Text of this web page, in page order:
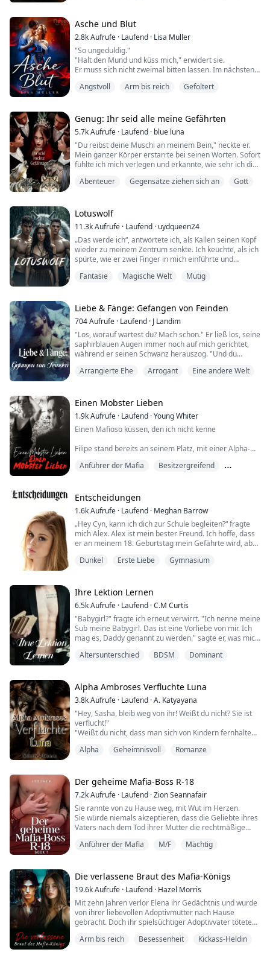
behandelt.
Alexander Gale ist der König und Herrscher vo...
Asche und Blut
2.8kAufrufe · Laufend · Lisa Muller
"So ungeduldig."
"Halt den Mund und küss mich," erwidert sie.
Er muss sich nicht zweimal bitten lassen. Im nächsten
zu schnell für das menschliche Auge ist. Ihre Beine um
führen. Er ist bereits unglaublich erregt, seine Hose
wird mit jeder Sekunde un...
Angstvoll Arm bis reich Gefoltert
Genug: Ihr seid alle meine Gefährten
5.7kAufrufe · Laufend · blue luna
"Du reibst deine Muschi an meinem Bein," neckte er.
Mein ganzer Körper erstarrte bei seinen Worten. Sofort
fühlte ich mich verlegen und erkannte, wie sehr ich die
Während ich noch geschockt war, riss er schnell die
spürte die kalte Temperatur des ...
Abenteuer Gegensätze ziehen sich an Gott
Lotuswolf
11.3kAufrufe · Laufend · uydqueen24
„Das werde ich“, antwortete ich, als Kallen seinen Kopf
wieder zu meinem Zentrum senkte. Ich keuchte, als ich
spürte, wie er zwei Finger in mich einführte und
während er seine Finger in mir bewegte. Ich bog
indem er ebenfalls zwei Finger in mich einf...
Fantasie Magische Welt Mutig
Liebe & Fänge: Gefangen von Feinden
704Aufrufe · Laufend · J Landim
"Los, worauf wartest du? Mach schon." Er ließ los, seine
saphirblauen Augen immer noch auf mich gerichtet,
während er seinen Schwanz herauszog. "Und du
Ich wollte es immer noch nicht glauben, ich wollte, dass
Er kam auf mich zu und drückte mich gegen die Wand
...
Arrangierte Ehe Arrogant Eine andere Welt
Einen Mobster Lieben
1.9kAufrufe · Laufend ·Young Whiter
Einen Mafioso küssen, den ich nicht kenne
Filipe stand bereits an seinem Platz, mit einer Alpha-
Ich ging den ganzen Weg auf ihn zu, betrachtete jedes
Er war der teuerste aller Balsame und sein Körper war
das am besten geformte, das ic...
Anführer der Mafia
Besitzergreifend
Entscheidungen
1.6kAufrufe · Laufend · Meghan Barrow
„Hey Cyn, kann ich dich zur Schule begleiten?“ fragte
mich Alex. Alex ist mein bester Freund. Ich hoffe, dass
er an meinem 18. Geburtstag mein Gefährte wird, aber
„Du hast geschummelt!“ rief ich aus.
„Du brauchst nur Übung, Liebling.“ Er schaute auf mich
herab, wie ich auf dem Boden lag, dann setzt...
Dunkel Erste Liebe Gymnasium
Ihre Lektion Lernen
6.5kAufrufe · Laufend ·C.M Curtis
"Babygirl?" fragte ich erneut verwirrt. "Ich nenne meine
Sub meine Babygirl. Das ist eine Vorliebe von mir. Ich
mag es, Daddy genannt zu werden." sagte er, was mich
zu verlassen, um in Berlin zu studieren. Sie wollte eines
Tages in einer renommierten Anwaltskanzlei arbeiten,
und jetzt war s...
Altersunterschied BDSM Dominant
Alpha Ambroses Verfluchte Luna
3.8kAufrufe · Laufend ·A. Katyayana
"Hey, Sasha, bleib weg von ihr! Weißt du nicht? Sie ist
verflucht!"
"Weißt du nicht, dass man sich von Kindern fernhalten
"Vergiss nicht, dass du die Verfluchte bist."
Es waren dieselben Flüstereien, dieselben Worte, die
ich seit meiner Kindheit höre...
Alpha Geheimnisvoll Romanze
Der geheime Mafia-Boss R-18
7.2kAufrufe · Laufend ·Zion Seannafair
Sie rannte von zu Hause weg, mit Wut im Herzen.
Sie würde niemals akzeptieren, dass die Geliebte ihres
Vaters nach dem Tod ihrer Mutter die rechtmäßige
Allein, verloren, hungrig und verzweifelt traf sie auf den
miteinander...
Beschämt über das, was sie getan hatte, verließ
Nathalie Audrey Falcon i...
Anführer der Mafia M/F Mächtig
Die verlassene Braut des Mafia-Königs
19.6kAufrufe · Laufend · Hazel Morris
Mit zehn Jahren verlor Elena ihr Gedächtnis und wurde
von ihrer liebevollen Adoptivmutter nach Hause
gebracht. Doch ihr spielsüchtiger Adoptivvater tötete
Elena an einen Gangster, um Schulden zu begleichen.
Arm bis reich Besessenheit Kickass-Heldin